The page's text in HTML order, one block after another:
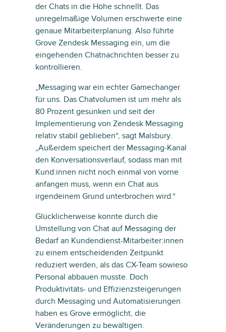
der Chats in die Höhe schnellt. Das
unregelmäßige Volumen erschwerte eine
genaue Mitarbeiterplanung. Also führte
Grove Zendesk Messaging ein, um die
eingehenden Chatnachrichten besser zu
kontrollieren.
„Messaging war ein echter Gamechanger
für uns. Das Chatvolumen ist um mehr als
80 Prozent gesunken und seit der
Implementierung von Zendesk Messaging
relativ stabil geblieben“, sagt Malsbury.
„Außerdem speichert der Messaging-Kanal
den Konversationsverlauf, sodass man mit
Kund:innen nicht noch einmal von vorne
anfangen muss, wenn ein Chat aus
irgendeinem Grund unterbrochen wird.“
Glücklicherweise konnte durch die
Umstellung von Chat auf Messaging der
Bedarf an Kundendienst-Mitarbeiter:innen
zu einem entscheidenden Zeitpunkt
reduziert werden, als das CX-Team sowieso
Personal abbauen musste. Doch
Produktivitäts- und Effizienzsteigerungen
durch Messaging und Automatisierungen
haben es Grove ermöglicht, die
Veränderungen zu bewältigen.